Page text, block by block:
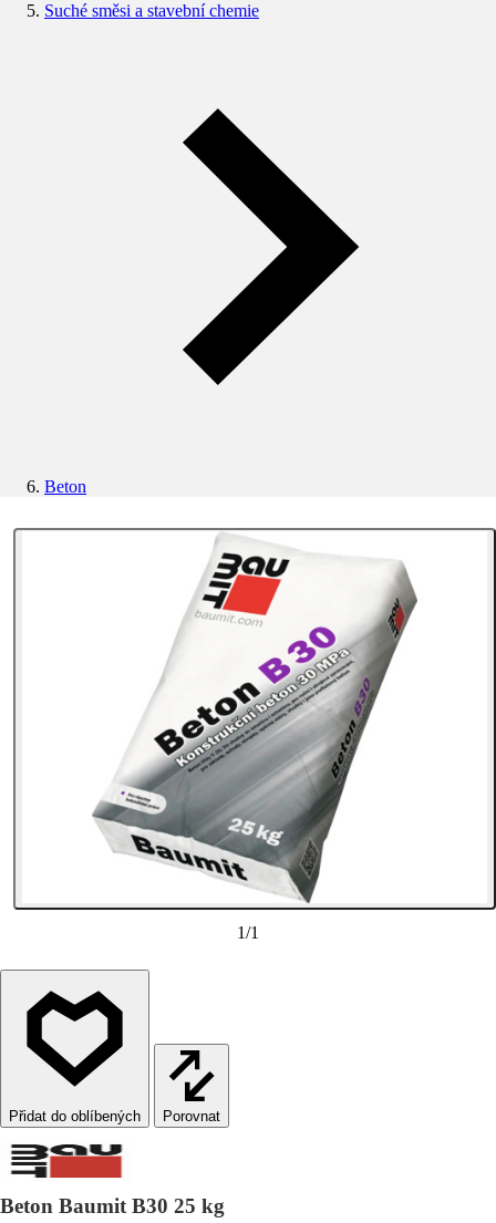
Suché směsi a stavební chemie
Beton
1/1
Porovnat
Beton Baumit B30 25 kg